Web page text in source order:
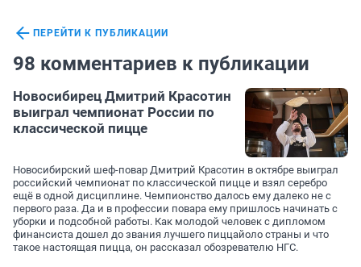
ПЕРЕЙТИ К ПУБЛИКАЦИИ
98 комментариев к публикации
Новосибирец Дмитрий Красотин
выиграл чемпионат России по
классической пицце
Новосибирский шеф-повар Дмитрий Красотин в октябре выиграл
российский чемпионат по классической пицце и взял серебро
ещё в одной дисциплине. Чемпионство далось ему далеко не с
первого раза. Да и в профессии повара ему пришлось начинать с
уборки и подсобной работы. Как молодой человек с дипломом
финансиста дошел до звания лучшего пиццайоло страны и что
такое настоящая пицца, он рассказал обозревателю НГС.